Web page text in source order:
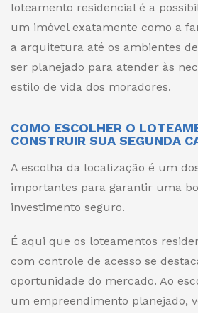
loteamento residencial é a
um imóvel exatamente como a
a arquitetura até os ambientes
ser planejado para atender às
estilo de vida dos moradores.
COMO ESCOLHER O
CONSTRUIR SUA SEGUNDA
A escolha da localização é um
importantes para garantir uma
investimento seguro.
É aqui que os loteamentos
com controle de acesso se
oportunidade do mercado. Ao
um empreendimento planejado,